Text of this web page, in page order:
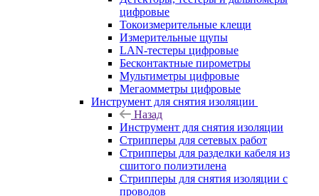
цифровые
Токоизмерительные клещи
Измерительные щупы
LAN-тестеры цифровые
Бесконтактные пирометры
Мультиметры цифровые
Мегаомметры цифровые
Инструмент для снятия изоляции
Назад
Инструмент для снятия изоляции
Стрипперы для сетевых работ
Стрипперы для разделки кабеля из
сшитого полиэтилена
Cтрипперы для снятия изоляции с
проводов